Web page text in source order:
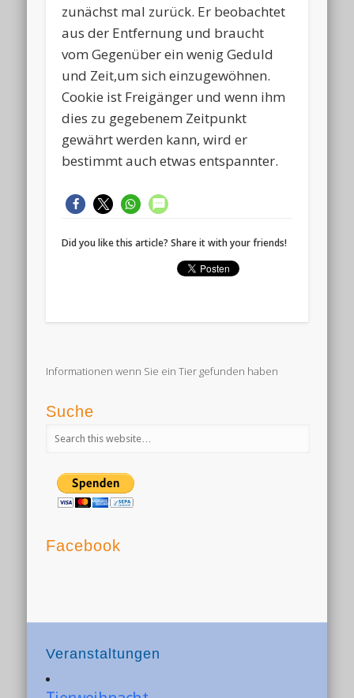
zunächst mal zurück. Er beobachtet
aus der Entfernung und braucht
vom Gegenüber ein wenig Geduld
und Zeit,um sich einzugewöhnen.
Cookie ist Freigänger und wenn ihm
dies zu gegebenem Zeitpunkt
gewährt werden kann, wird er
bestimmt auch etwas entspannter.
Did you like this article? Share it with your friends!
Informationen wenn Sie ein Tier gefunden haben
Suche
Facebook
Veranstaltungen